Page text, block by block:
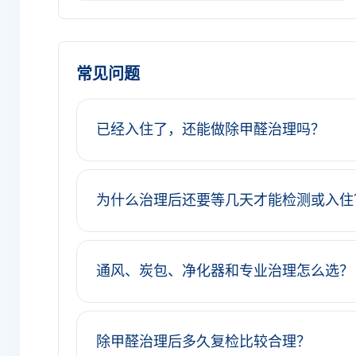
常见问题
已经入住了，还能做除甲醛治理吗？
为什么治理后还要等几天才能检测或入
通风、炭包、净化器和专业治理怎么选？
除甲醛治理后多久复检比较合理？